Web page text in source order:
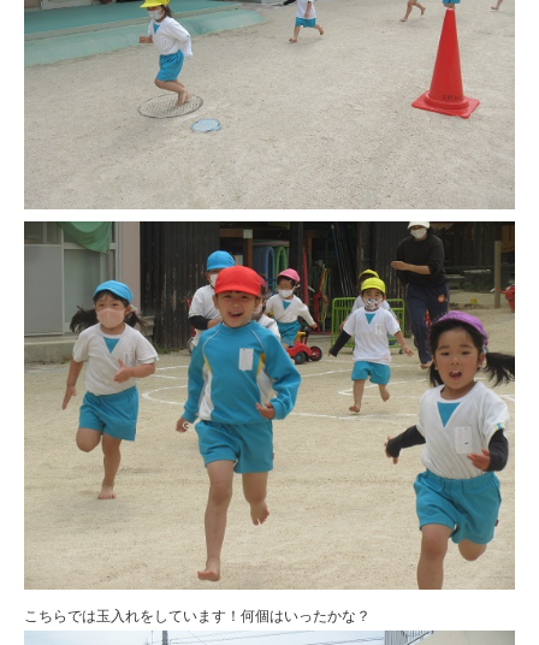
こちらでは玉入れをしています！何個はいったかな？